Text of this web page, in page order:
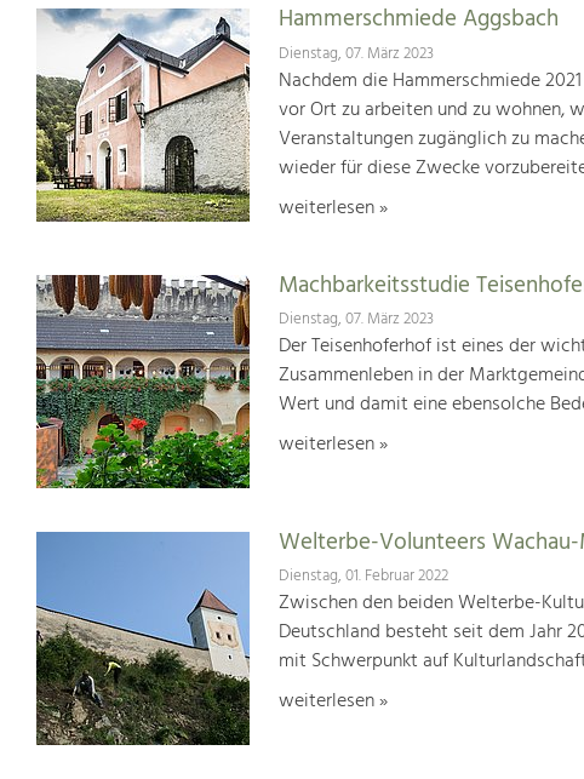
Hammerschmiede Aggsbach
Dienstag, 07. März 2023
Nachdem die Hammerschmiede
vor Ort zu arbeiten und zu wohnen,
Veranstaltungen zugänglich zu
wieder für diese Zwecke
weiterlesen »
Machbarkeitsstudie
Dienstag, 07. März 2023
Der Teisenhoferhof ist eines der
Zusammenleben in der
Wert und damit eine ebensolche
weiterlesen »
Welterbe-Volunteers
Dienstag, 01. Februar 2022
Zwischen den beiden Welterbe-
Deutschland besteht seit dem Jahr
mit Schwerpunkt auf
weiterlesen »